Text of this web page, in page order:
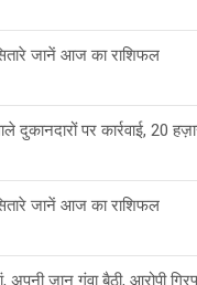
जानें आज का राशिफल
दुकानदारों पर कार्रवाई, 20
जानें आज का राशिफल
अपनी जान गंवा बैठी, आरोपी